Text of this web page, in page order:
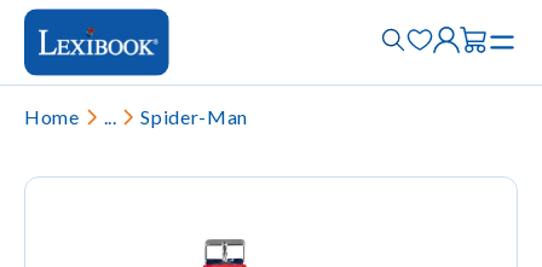
Home ... Spider-Man